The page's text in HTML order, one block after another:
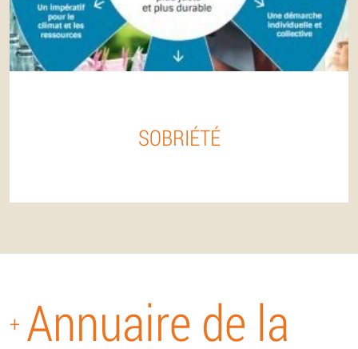
SOBRIÉTÉ
+ Annuaire de la